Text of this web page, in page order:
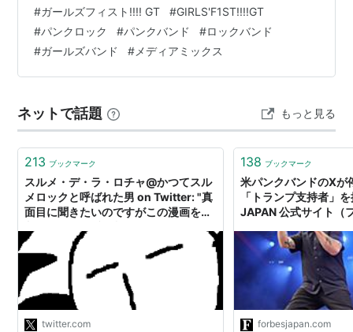
で、今巻は奏恵ちゃんメインの危機と相変わらず落ち着
かないところがパンクですね。 まぁ今回はなんやかんや
で皆が信じているので、言うほど本人たちは危機と思っ
ていなかったかも？ 分かっていてもあの登場はカッコ
#ガールズフィスト!!!! GT #GIRLS'F1ST!!!!GT
#パンクロック #パンクバンド #ロックバンド
#ガールズバンド # メディアミックス
ネットで話題 もっと見る
213 ブックマーク
スルメ・デ・ラ・ロチャ@かつてスル
メロックと呼ばれた男 on Twitter: "真
面目に聞きたいのですがこの漫画を批
ッド・ケネディーズが格差社会の負の
面を浮き彫りにするため支配者階級に
なりきって「貧乏人を殺せ！」という
歌を歌ったことにはどう考えるのかし
らん https://t.co/AbYs8kfg7t"
twitter.com
138 ブックマーク
米パンクバンドのXが
「トランプ支持者」
JAPAN 公式サイト（
forbesjapan.com